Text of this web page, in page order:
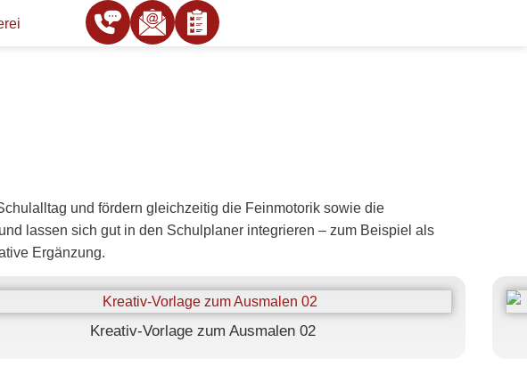
und fördern gleichzeitig die Feinmotorik sowie die
lassen sich gut in den Schulplaner integrieren – zum Beispiel als
Ergänzung.
Kreativ-Vorlage zum Ausmalen 02